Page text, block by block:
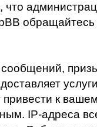
что
к
IP-адреса